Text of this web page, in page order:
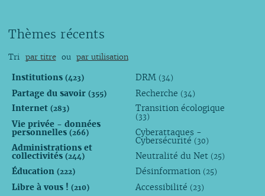
Thèmes récents
Tri par titre ou par utilisation
Institutions (423)
Partage du savoir (355)
Internet (283)
Vie privée - données
personnelles (266)
Administrations et
collectivités (244)
Éducation (222)
Libre à vous ! (210)
DRM (34)
Recherche (34)
Transition écologique
(33)
Cyberattaques -
Cybersécurité (30)
Neutralité du Net (25)
Désinformation (25)
Accessibilité (23)